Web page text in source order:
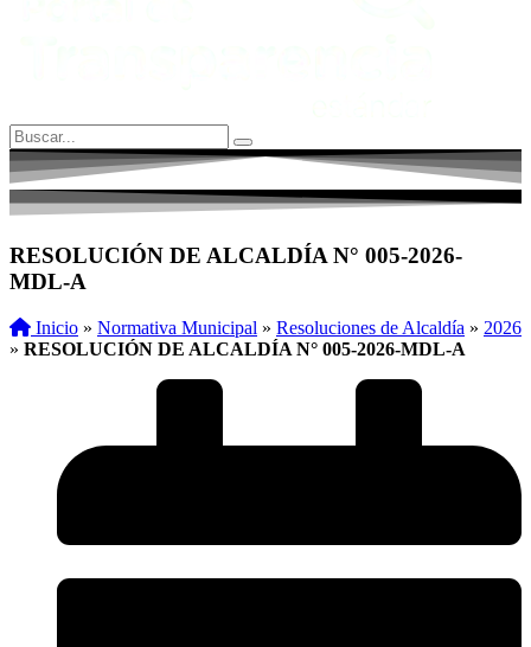
RESOLUCIÓN DE ALCALDÍA N° 005-2026-
MDL-A
Inicio » Normativa Municipal » Resoluciones de Alcaldía » 2026
» RESOLUCIÓN DE ALCALDÍA N° 005-2026-MDL-A